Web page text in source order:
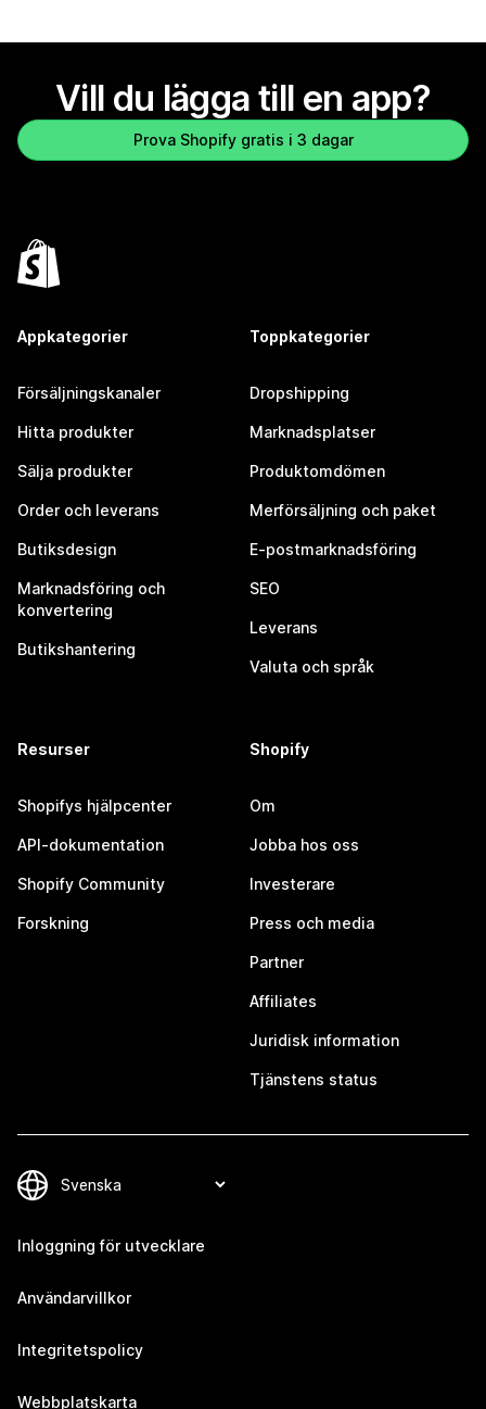
Vill du lägga till en app?
Prova Shopify gratis i 3 dagar
Appkategorier
Försäljningskanaler
Hitta produkter
Sälja produkter
Order och leverans
Butiksdesign
Marknadsföring och
konvertering
Butikshantering
Toppkategorier
Dropshipping
Marknadsplatser
Produktomdömen
Merförsäljning och paket
E-postmarknadsföring
SEO
Leverans
Valuta och språk
Resurser
Shopifys hjälpcenter
API-dokumentation
Shopify Community
Forskning
Shopify
Om
Jobba hos oss
Investerare
Press och media
Partner
Affiliates
Juridisk information
Tjänstens status
Inloggning för utvecklare
Användarvillkor
Integritetspolicy
Webbplatskarta